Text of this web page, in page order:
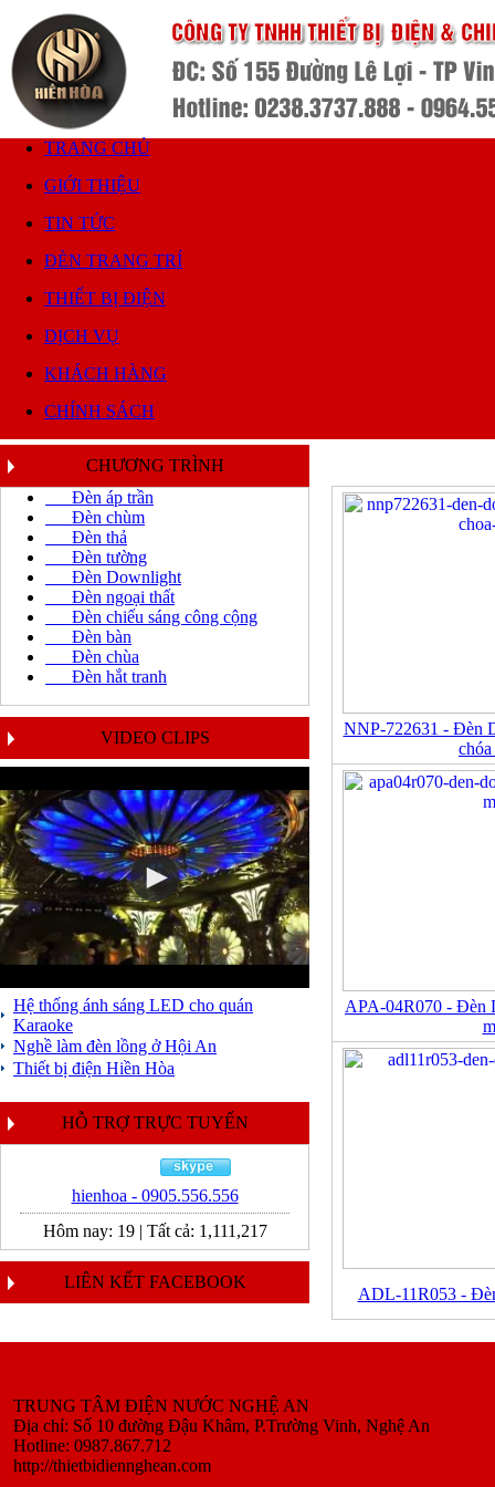
TRANG CHỦ
GIỚI THIỆU
TIN TỨC
ĐÈN TRANG TRÍ
THIẾT BỊ ĐIỆN
DỊCH VỤ
KHÁCH HÀNG
CHÍNH SÁCH
CHƯƠNG TRÌNH
Đèn áp trần
Đèn chùm
Đèn thả
Đèn tường
Đèn Downlight
Đèn ngoại thất
Đèn chiếu sáng công cộng
Đèn bàn
Đèn chùa
Đèn hắt tranh
VIDEO CLIPS
Hệ thống ánh sáng LED cho quán
Karaoke
Nghề làm đèn lồng ở Hội An
Thiết bị điện Hiền Hòa
HỖ TRỢ TRỰC TUYẾN
hienhoa - 0905.556.556
Hôm nay: 19| Tất cả: 1,111,217
LIÊN KẾT FACEBOOK
NNP-722631 - Đèn
APA-04R070 - Đèn
ADL-11R053 -
TRUNG TÂM ĐIỆN NƯỚC NGHỆ AN
Địa chỉ: Số 10 đường Đậu Khâm, P.Trường Vinh, Nghệ An
Hotline: 0987.867.712
http://thietbidiennghean.com